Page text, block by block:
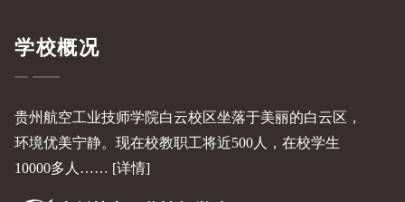
学校概况
贵州航空工业技师学院白云校区坐落于美丽的白云区，
环境优美宁静。现在校教职工将近500人，在校学生
10000多人…… [详情]